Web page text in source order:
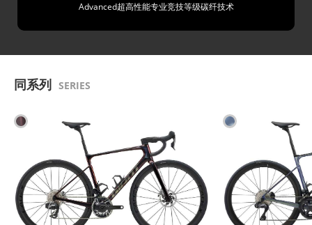
Advanced超高性能专业竞技等级碳纤技术
同系列 SERIES